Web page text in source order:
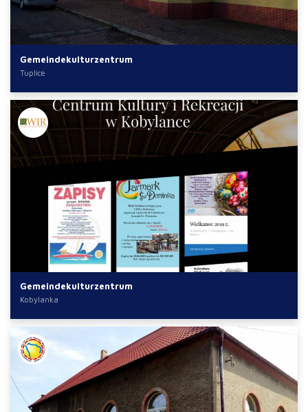
Gemeindekulturzentrum
Tuplice
Gemeindekulturzentrum
Kobylanka